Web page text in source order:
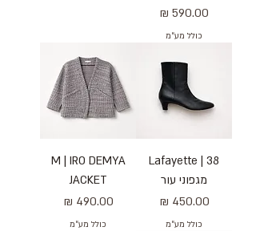
מחיר
כולל מע״מ
38 | Lafayette
מגפוני עור
מחיר
כולל מע״מ
M | IRO DEMYA
JACKET
מחיר
כולל מע״מ